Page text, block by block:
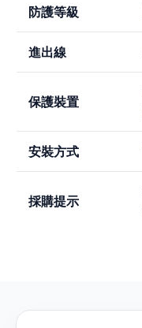
防護等級
進出線
保護裝置
安裝方式
採購提示